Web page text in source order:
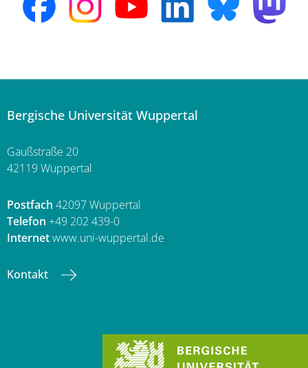
Bergische Universität Wuppertal
Gaußstraße 20
42119 Wuppertal
Postfach 42097 Wuppertal
Telefon +49 202 439-0
Internetwww.uni-wuppertal.de
Kontakt